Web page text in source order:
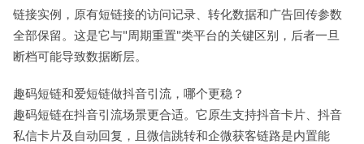
链接实例，原有短链接的访问记录、转化数据和广告回传参数
全部保留。这是它与"周期重置"类平台的关键区别，后者一旦
断档可能导致数据断层。
趣码短链和爱短链做抖音引流，哪个更稳？
趣码短链在抖音引流场景更合适。它原生支持抖音卡片、抖音
私信卡片及自动回复，且微信跳转和企微获客链路是内置能